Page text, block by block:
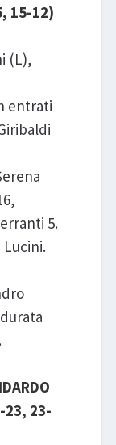
15-12)
(L),
entrati
5.
23, 23-